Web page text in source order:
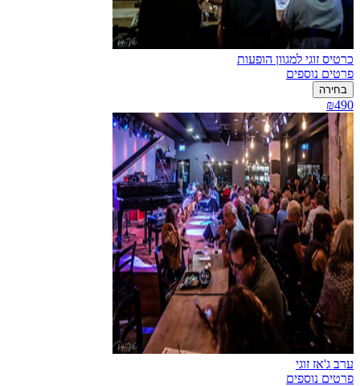
כרטיס זוגי למגוון הופעות
פרטים נוספים
בחירה
₪490
ערב ג'אז זוגי
פרטים נוספים